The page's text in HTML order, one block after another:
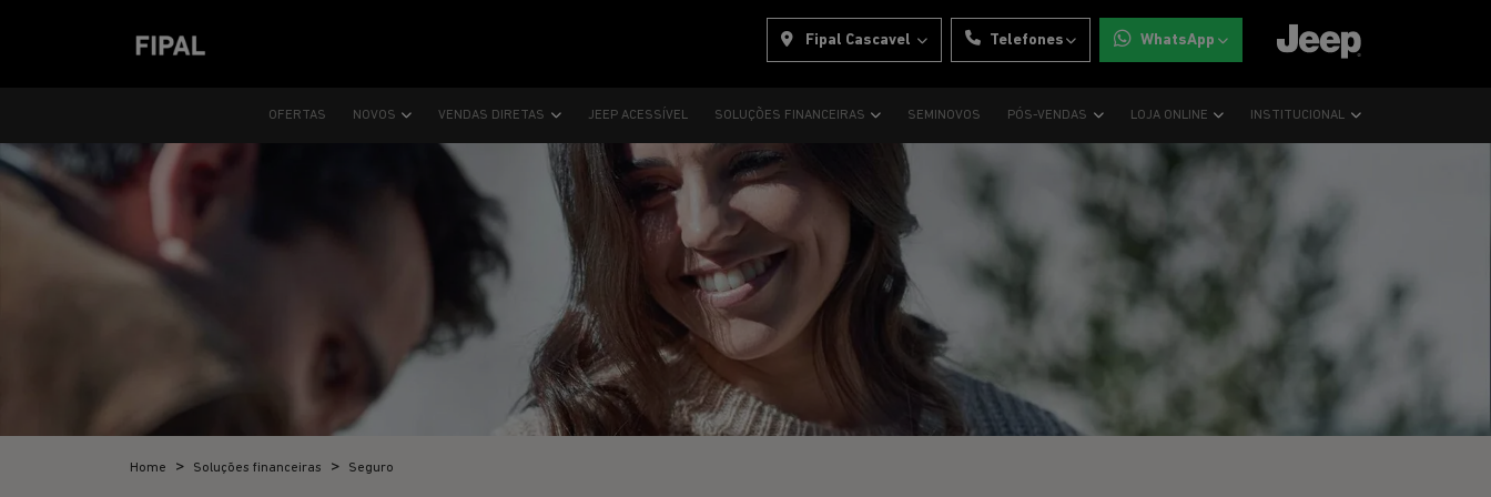
Fipal Cascavel Telefones WhatsApp
OFERTAS NOVOS VENDAS DIRETAS JEEP ACESSÍVEL SOLUÇÕES FINANCEIRAS SEMINOVOS PÓS-VENDAS LOJA ONLINE INSTITUCIONAL
Home Soluções financeiras Seguro